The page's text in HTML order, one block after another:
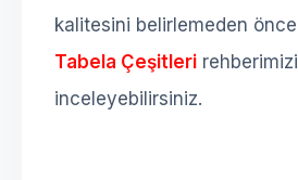
kalitesini belirlemeden önce
Tabela Çeşitleri rehberimizi
inceleyebilirsiniz.